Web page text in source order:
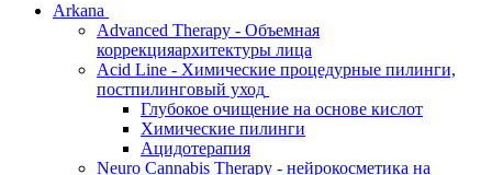
Arkana
Advanced Therapy - Объемная
коррекцияархитектуры лица
Acid Line - Химические процедурные пилинги,
постпилинговый уход
Глубокое очищение на основе кислот
Химические пилинги
Ацидотерапия
Neuro Cannabis Therapy - нейрокосметика на